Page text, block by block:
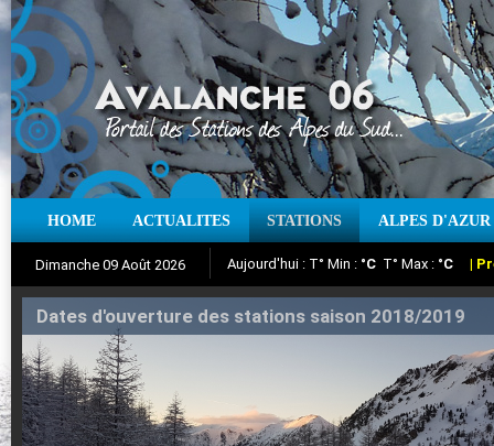
HOME ACTUALITES STATIONS ALPES D'AZUR
Dimanche 09 Août 2026
Aujourd'hui : T° Min : °CT° Max : °C |
Iso à 0° :m Neige sur 12 heures :cm